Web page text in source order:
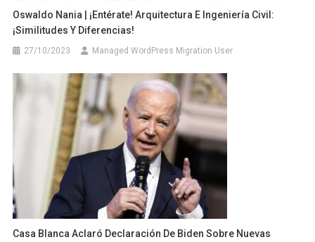
Oswaldo Nania | ¡Entérate! Arquitectura E Ingeniería Civil:
¡Similitudes Y Diferencias!
27/10/2023 Managed WordPress Migration User
Casa Blanca Aclaró Declaración De Biden Sobre Nuevas